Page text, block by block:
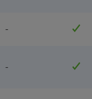
-feature
-feature